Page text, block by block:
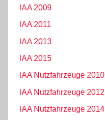
IAA 2009
IAA 2011
IAA 2013
IAA 2015
IAA Nutzfahrzeuge 2010
IAA Nutzfahrzeuge 2012
IAA Nutzfahrzeuge 2014